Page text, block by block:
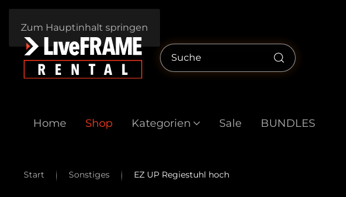
Zum Hauptinhalt springen
Home Shop Kategorien Sale BUNDLES
Start Sonstiges EZ UP Regiestuhl hoch